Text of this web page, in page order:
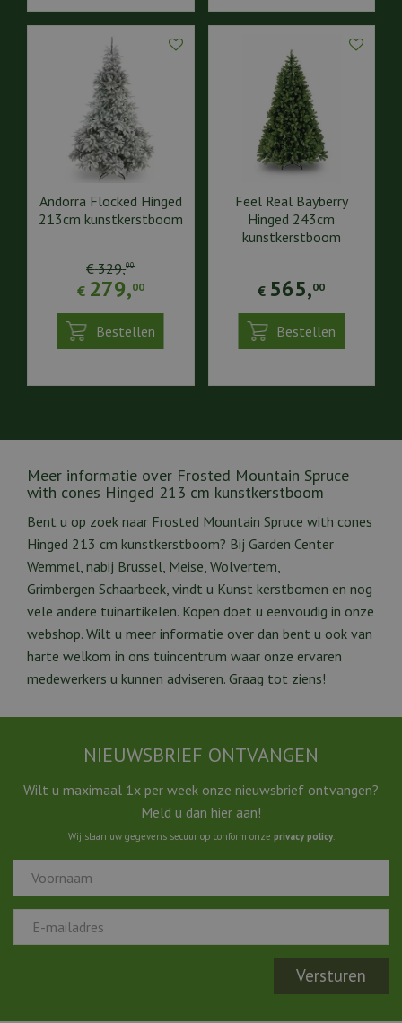
Andorra Flocked Hinged
213cm kunstkerstboom
€ 329,00
€ 279,00
Bestellen
Feel Real Bayberry
Hinged 243cm
kunstkerstboom
€ 565,00
Bestellen
Meer informatie over Frosted Mountain Spruce
with cones Hinged 213 cm kunstkerstboom
Bent u op zoek naar Frosted Mountain Spruce with cones
Hinged 213 cm kunstkerstboom? Bij Garden Center
Wemmel, nabij Brussel, Meise, Wolvertem,
Grimbergen Schaarbeek, vindt u Kunst kerstbomen en nog
vele andere tuinartikelen. Kopen doet u eenvoudig in onze
webshop. Wilt u meer informatie over dan bent u ook van
harte welkom in ons tuincentrum waar onze ervaren
medewerkers u kunnen adviseren. Graag tot ziens!
NIEUWSBRIEF ONTVANGEN
Wilt u maximaal 1x per week onze nieuwsbrief ontvangen?
Meld u dan hier aan!
Wij slaan uw gegevens secuur op conform onze privacy policy.